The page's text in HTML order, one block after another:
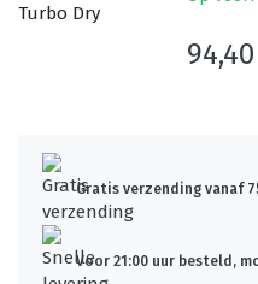
94,40
Gratis verzending vanaf
Voor 21:00 uur besteld,